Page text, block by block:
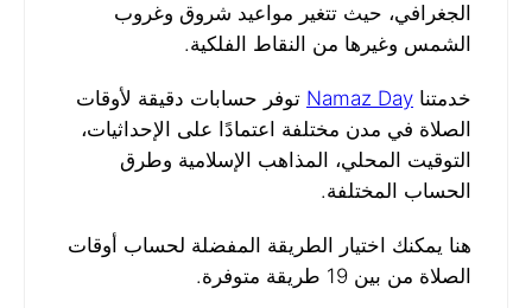
الجغرافي، حيث تتغير مواعيد شروق وغروب
الشمس وغيرها من النقاط الفلكية.
خدمتنا Namaz Day توفر حسابات دقيقة لأوقات
الصلاة في مدن مختلفة اعتمادًا على الإحداثيات،
التوقيت المحلي، المذاهب الإسلامية وطرق
الحساب المختلفة.
هنا يمكنك اختيار الطريقة المفضلة لحساب أوقات
الصلاة من بين 19 طريقة متوفرة.